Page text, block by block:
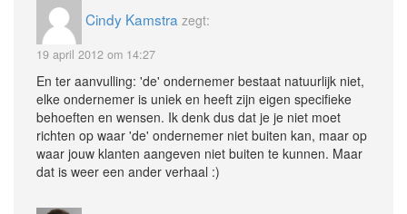
Cindy Kamstra zegt:
19 april 2012 om 14:27
En ter aanvulling: 'de' ondernemer bestaat natuurlijk niet,
elke ondernemer is uniek en heeft zijn eigen specifieke
behoeften en wensen. Ik denk dus dat je je niet moet
richten op waar 'de' ondernemer niet buiten kan, maar op
waar jouw klanten aangeven niet buiten te kunnen. Maar
dat is weer een ander verhaal :)